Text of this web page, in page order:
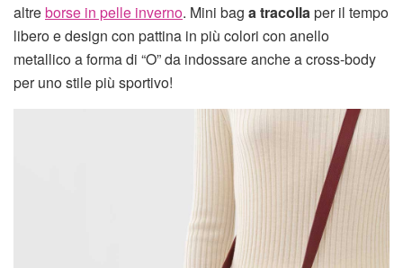
altreborse in pelle inverno. Mini bag a tracolla per il tempo
libero e design con pattina in più colori con anello
metallico a forma di “O” da indossare anche a cross-body
per uno stile più sportivo!